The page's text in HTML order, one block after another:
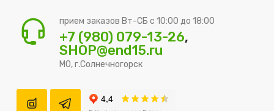
прием заказов Вт-СБ с 10:00 до 18:00
+7 (980) 079-13-26,
SHOP@end15.ru
МО, г.Солнечногорск